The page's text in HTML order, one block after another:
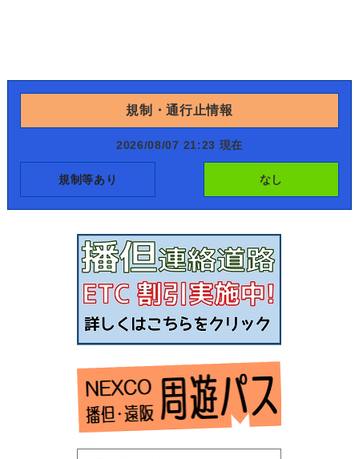
規制・通行止情報
2026/08/07 21:23 現在
規制等あり なし